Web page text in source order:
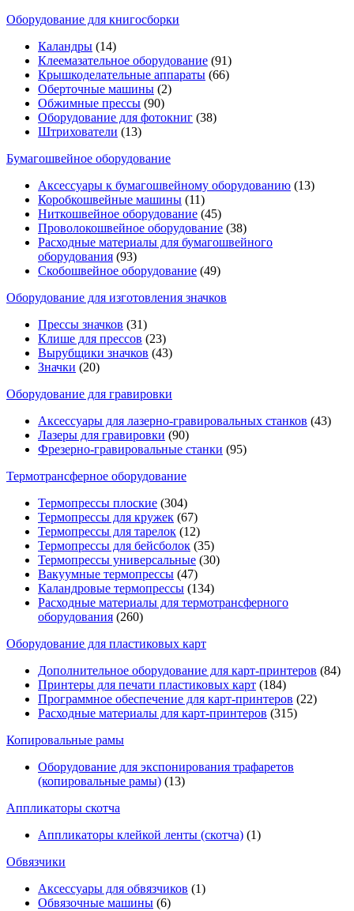
Оборудование для книгосборки
Каландры (14)
Клеемазательное оборудование (91)
Крышкоделательные аппараты (66)
Оберточные машины (2)
Обжимные прессы (90)
Оборудование для фотокниг (38)
Штрихователи (13)
Бумагошвейное оборудование
Аксессуары к бумагошвейному оборудованию (13)
Коробкошвейные машины (11)
Ниткошвейное оборудование (45)
Проволокошвейное оборудование (38)
Расходные материалы для бумагошвейного
оборудования (93)
Скобошвейное оборудование (49)
Оборудование для изготовления значков
Прессы значков (31)
Клише для прессов (23)
Вырубщики значков (43)
Значки (20)
Оборудование для гравировки
Аксессуары для лазерно-гравировальных станков (43)
Лазеры для гравировки (90)
Фрезерно-гравировальные станки (95)
Термотрансферное оборудование
Термопрессы плоские (304)
Термопрессы для кружек (67)
Термопрессы для тарелок (12)
Термопрессы для бейсболок (35)
Термопрессы универсальные (30)
Вакуумные термопрессы (47)
Каландровые термопрессы (134)
Расходные материалы для термотрансферного
оборудования (260)
Оборудование для пластиковых карт
Дополнительное оборудование для карт-принтеров (84)
Принтеры для печати пластиковых карт (184)
Программное обеспечение для карт-принтеров (22)
Расходные материалы для карт-принтеров (315)
Копировальные рамы
Оборудование для экспонирования трафаретов
(копировальные рамы) (13)
Аппликаторы скотча
Аппликаторы клейкой ленты (скотча) (1)
Обвязчики
Аксессуары для обвязчиков (1)
Обвязочные машины (6)